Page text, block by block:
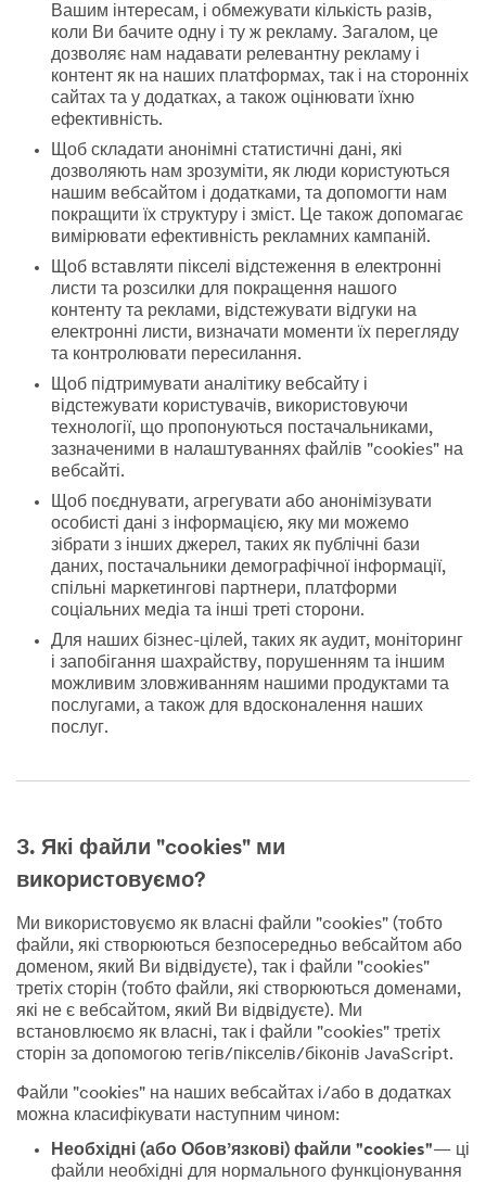
Вашим інтересам, і обмежувати кількість разів,
коли Ви бачите одну і ту ж рекламу. Загалом, це
дозволяє нам надавати релевантну рекламу і
контент як на наших платформах, так і на сторонніх
сайтах та у додатках, а також оцінювати їхню
ефективність.
Щоб складати анонімні статистичні дані, які
дозволяють нам зрозуміти, як люди користуються
нашим вебсайтом і додатками, та допомогти нам
покращити їх структуру і зміст. Це також допомагає
вимірювати ефективність рекламних кампаній.
Щоб вставляти пікселі відстеження в електронні
листи та розсилки для покращення нашого
контенту та реклами, відстежувати відгуки на
електронні листи, визначати моменти їх перегляду
та контролювати пересилання.
Щоб підтримувати аналітику вебсайту і
відстежувати користувачів, використовуючи
технології, що пропонуються постачальниками,
зазначеними в налаштуваннях файлів "cookies" на
вебсайті.
Щоб поєднувати, агрегувати або анонімізувати
особисті дані з інформацією, яку ми можемо
зібрати з інших джерел, таких як публічні бази
даних, постачальники демографічної інформації,
спільні маркетингові партнери, платформи
соціальних медіа та інші треті сторони.
Для наших бізнес-цілей, таких як аудит, моніторинг
і запобігання шахрайству, порушенням та іншим
можливим зловживанням нашими продуктами та
послугами, а також для вдосконалення наших
послуг.
3. Які файли "cookies" ми
використовуємо?
Ми використовуємо як власні файли "cookies" (тобто
файли, які створюються безпосередньо вебсайтом або
доменом, який Ви відвідуєте), так і файли "cookies"
третіх сторін (тобто файли, які створюються доменами,
які не є вебсайтом, який Ви відвідуєте). Ми
встановлюємо як власні, так і файли "cookies" третіх
сторін за допомогою тегів/пікселів/біконів JavaScript.
Файли "cookies" на наших вебсайтах і/або в додатках
можна класифікувати наступним чином:
Необхідні (або Обов’язкові) файли "cookies"— ці
файли необхідні для нормального функціонування